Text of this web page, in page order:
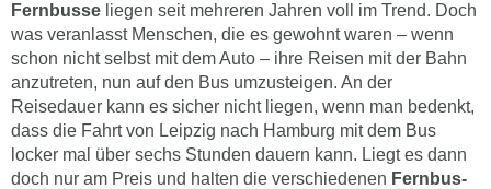
Fernbusse liegen seit mehreren Jahren voll im Trend. Doch
was veranlasst Menschen, die es gewohnt waren – wenn
schon nicht selbst mit dem Auto – ihre Reisen mit der Bahn
anzutreten, nun auf den Bus umzusteigen. An der
Reisedauer kann es sicher nicht liegen, wenn man bedenkt,
dass die Fahrt von Leipzig nach Hamburg mit dem Bus
locker mal über sechs Stunden dauern kann. Liegt es dann
doch nur am Preis und halten die verschiedenen Fernbus-